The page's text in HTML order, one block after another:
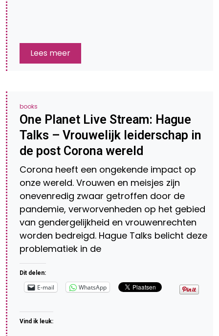
Lees meer
books
One Planet Live Stream: Hague
Talks – Vrouwelijk leiderschap in
de post Corona wereld
Corona heeft een ongekende impact op
onze wereld. Vrouwen en meisjes zijn
onevenredig zwaar getroffen door de
pandemie, verworvenheden op het gebied
van gendergelijkheid en vrouwenrechten
worden bedreigd. Hague Talks belicht deze
problematiek in de
Dit delen:
E-mail WhatsApp
Vind ik leuk: